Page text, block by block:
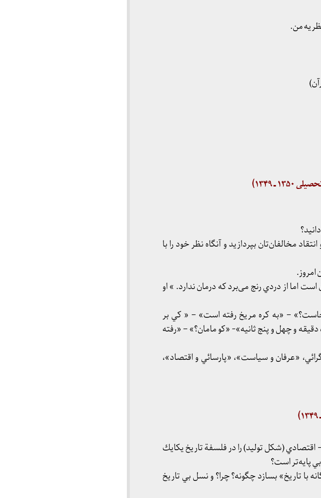
ـ ۱۳۴۹)
مخالفان‌تان بپردازيد و آنگاه نظر خود را با
است اما از دردي رنج می‌برد كه درمان ندارد. » او
– «به كره مريخ رفته است» – « كي بر
و چهل و پنج ثانيه»- «كو مامان؟» – «رفته
«عرفان و سياست»، «پارسائي و اقتصاد»،
(شكل توليد) را در فلسفة تاريخ يكايك
پايه‌تر است؟
تاريخ» بسازد چگونه؟ چرا؟ و نسل بي تاريخ